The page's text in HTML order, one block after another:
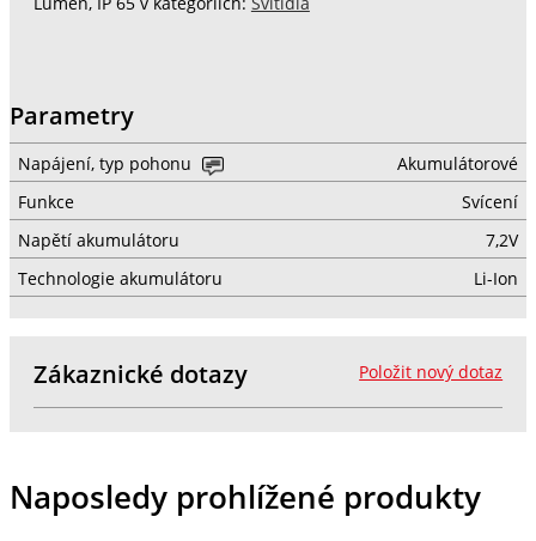
Parametry
Napájení, typ pohonu
Akumulátorové
Funkce
Svícení
Napětí akumulátoru
7,2V
Technologie akumulátoru
Li-Ion
Položit nový dotaz
Zákaznické dotazy
Naposledy prohlížené produkty